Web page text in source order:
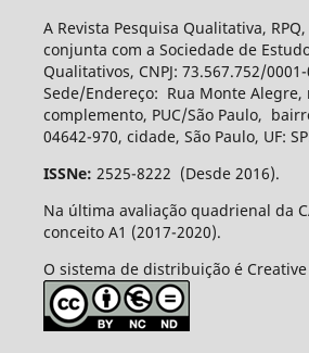
A Revista Pesquisa Qualitativa,
conjunta com a Sociedade de
Qualitativos, CNPJ: 73.567.752/
Sede/Endereço: Rua Monte Alegre,
complemento, PUC/São Paulo,
04642-970, cidade, São Paulo, UF:
ISSNe: 2525-8222 (Desde 2016).
Na última avaliação quadrienal da
conceito A1 (2017-2020).
O sistema de distribuição é